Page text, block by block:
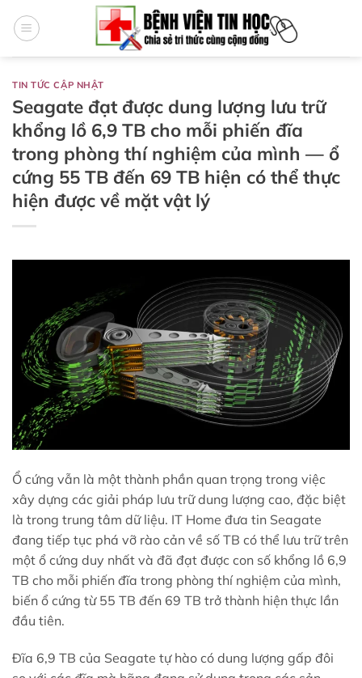
qua
TIN TỨC CẬP NHẬT
Seagate đạt được dung lượng lưu trữ
khổng lồ 6,9 TB cho mỗi phiến đĩa
trong phòng thí nghiệm của mình — ổ
cứng 55 TB đến 69 TB hiện có thể thực
hiện được về mặt vật lý
Ổ cứng vẫn là một thành phần quan trọng trong việc
xây dựng các giải pháp lưu trữ dung lượng cao, đặc biệt
là trong trung tâm dữ liệu. IT Home đưa tin Seagate
đang tiếp tục phá vỡ rào cản về số TB có thể lưu trữ trên
một ổ cứng duy nhất và đã đạt được con số khổng lồ 6,9
TB cho mỗi phiến đĩa trong phòng thí nghiệm của mình,
biến ổ cứng từ 55 TB đến 69 TB trở thành hiện thực lần
đầu tiên.
Đĩa 6,9 TB của Seagate tự hào có dung lượng gấp đôi